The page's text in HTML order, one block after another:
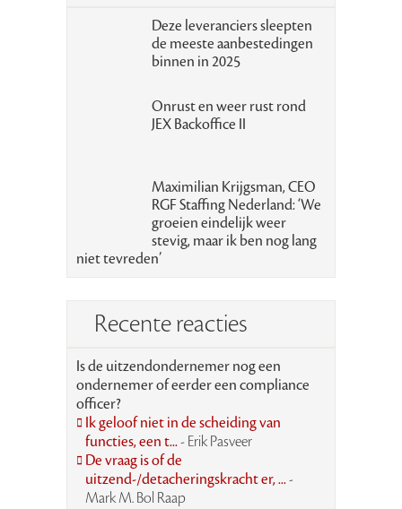
Deze leveranciers sleepten
de meeste aanbestedingen
binnen in 2025
Onrust en weer rust rond
JEX Backoffice II
Maximilian Krijgsman, CEO
RGF Staffing Nederland: ‘We
groeien eindelijk weer
stevig, maar ik ben nog lang
niet tevreden’
Recente reacties
Is de uitzendondernemer nog een
ondernemer of eerder een compliance
officer?
Ik geloof niet in de scheiding van
functies, een t...- Erik Pasveer
De vraag is of de
uitzend-/detacheringskracht er, ...-
Mark M. Bol Raap